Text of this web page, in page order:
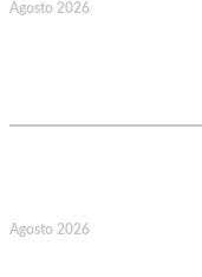
Agosto 2026
Agosto 2026